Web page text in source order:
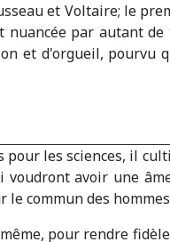
et Voltaire; le
par autant
et d'orgueil, pourvu
les sciences, il
avoir une
commun des
pour rendre